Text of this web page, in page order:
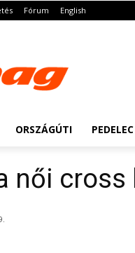
Fórum English
ORSZÁGÚTI PEDELEC
női cross